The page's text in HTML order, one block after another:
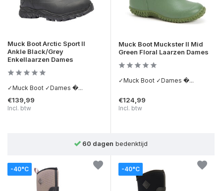
Muck Boot Arctic Sport II
Ankle Black/Grey
Enkellaarzen Dames
✓Muck Boot ✓Dames �...
€139,99
Incl. btw
Muck Boot Muckster II Mid
Green Floral Laarzen Dames
✓Muck Boot ✓Dames �...
€124,99
Incl. btw
Achteraf betalen
-40°C -40°C